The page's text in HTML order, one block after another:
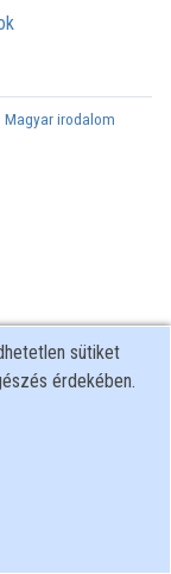
Magyar irodalom
sütiket
érdekében.